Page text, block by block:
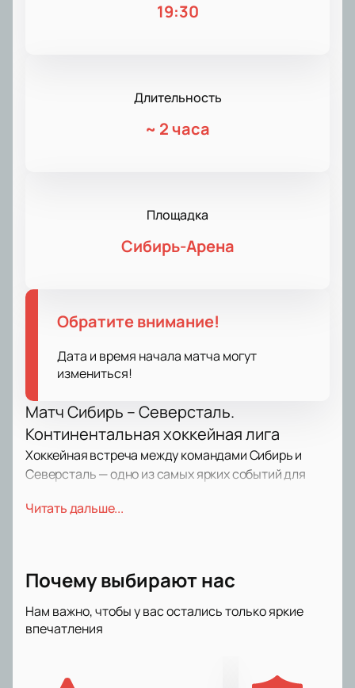
19:30
Длительность
~ 2 часа
Площадка
Сибирь-Арена
Обратите внимание!
Дата и время начала матча могут
измениться!
Матч Сибирь – Северсталь.
Континентальная хоккейная лига
Хоккейная встреча между командами Сибирь и
Северсталь — одно из самых ярких событий для
соперников в рамках КХЛ всегда вызывает живой
мастерство и стремление к победе. Такие поединки
превращаются в праздник спорта, наполненный
эмоциями, азартом и упорной борьбой до
финального свистка.
Читать дальше...
Почему выбирают нас
Нам важно, чтобы у вас остались только яркие
впечатления